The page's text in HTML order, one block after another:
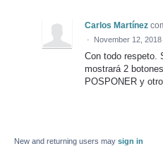
Carlos Martínez
· November 12, 2018
Con todo respeto.
mostrará 2
POSPONER y
New and returning users may sign in